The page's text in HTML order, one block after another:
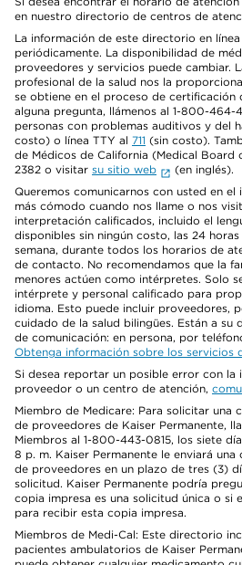
en nuestro directorio de centros de
La información de este directorio en
periódicamente. La disponibilidad de
proveedores y servicios puede cambiar.
profesional de la salud nos la
se obtiene en el proceso de certificación
alguna pregunta, llámenos al 1-800-
personas con problemas auditivos y del
costo) o línea TTY al 711 (sin costo).
de Médicos de California (Medical Board
2382 o visitar su sitio web
(en inglés).
Queremos comunicarnos con usted en el
más cómodo cuando nos llame o nos
interpretación calificados, incluido el
disponibles sin ningún costo, las 24
semana, durante todos los horarios de
de contacto. No recomendamos que la
menores actúen como intérpretes. Solo
intérprete y personal calificado para
idioma. Esto puede incluir proveedores,
cuidado de la salud bilingües. Están a su
de comunicación: en persona, por
Obtenga información sobre los servicios
Si desea reportar un posible error con la
proveedor o un centro de atención,
Miembro de Medicare: Para solicitar una
de proveedores de Kaiser Permanente,
Miembros al 1-800-443-0815, los siete
8 p. m. Kaiser Permanente le enviará
de proveedores en un plazo de tres (3)
solicitud. Kaiser Permanente podría
copia impresa es una solicitud única o si
para recibir esta copia impresa.
Miembros de Medi-Cal: Este directorio
pacientes ambulatorios de Kaiser